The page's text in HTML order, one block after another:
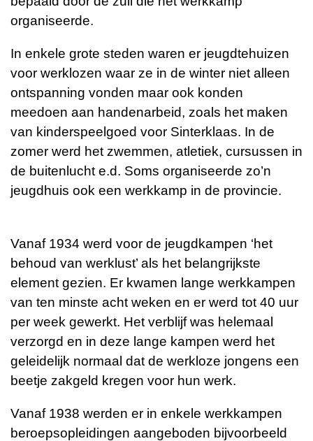
organiseerde.
In enkele grote steden waren er jeugdtehuizen
voor werklozen waar ze in de winter niet alleen
ontspanning vonden maar ook konden
meedoen aan handenarbeid, zoals het maken
van kinderspeelgoed voor Sinterklaas. In de
zomer werd het zwemmen, atletiek, cursussen in
de buitenlucht e.d. Soms organiseerde zo’n
jeugdhuis ook een werkkamp in de provincie.
Vanaf 1934 werd voor de jeugdkampen ‘het
behoud van werklust’ als het belangrijkste
element gezien. Er kwamen lange werkkampen
van ten minste acht weken en er werd tot 40 uur
per week gewerkt. Het verblijf was helemaal
verzorgd en in deze lange kampen werd het
geleidelijk normaal dat de werkloze jongens een
beetje zakgeld kregen voor hun werk.
Vanaf 1938 werden er in enkele werkkampen
beroepsopleidingen aangeboden bijvoorbeeld